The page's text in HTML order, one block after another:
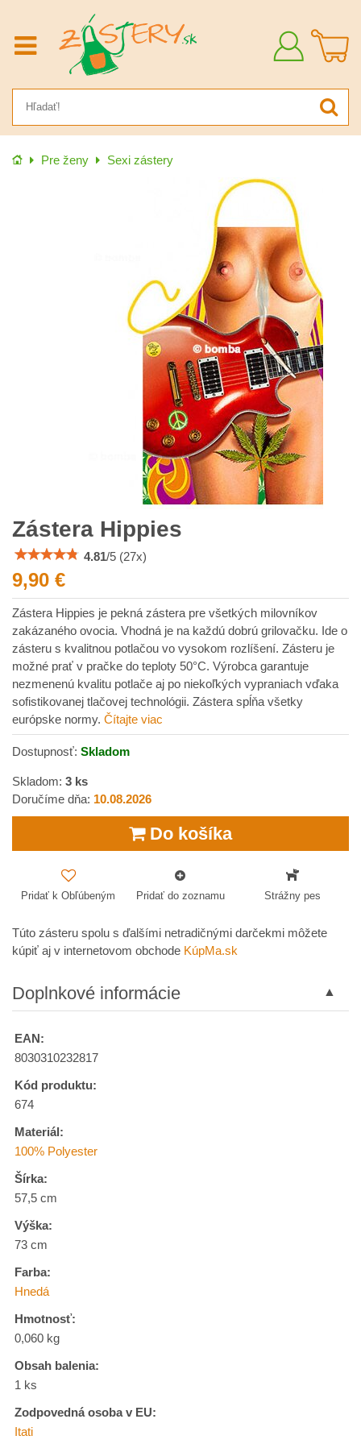
Prihlásiť
Úvod Pre ženy Sexi zástery
Zástera Hippies
4.81/5 (27x)
9,90 €
Zástera Hippies je pekná zástera pre všetkých milovníkov
zakázaného ovocia. Vhodná je na každú dobrú grilovačku. Ide o
zásteru s kvalitnou potlačou vo vysokom rozlíšení. Zásteru je
možné prať v pračke do teploty 50°C. Výrobca garantuje
nezmenenú kvalitu potlače aj po niekoľkých vypraniach vďaka
sofistikovanej tlačovej technológii. Zástera spĺňa všetky
európske normy. Čítajte viac
Dostupnosť: Skladom
Skladom: 3 ks
Doručíme dňa: 10.08.2026
Do košíka
Pridať k Obľúbeným Pridať do zoznamu Strážny pes
Túto zásteru spolu s ďalšími netradičnými darčekmi môžete
kúpiť aj v internetovom obchode KúpMa.sk
Doplnkové informácie
EAN:
8030310232817
Kód produktu:
674
Materiál:
100% Polyester
Šírka:
57,5 cm
Výška:
73 cm
Farba:
Hnedá
Hmotnosť:
0,060 kg
Obsah balenia:
1 ks
Zodpovedná osoba v EU:
Itati